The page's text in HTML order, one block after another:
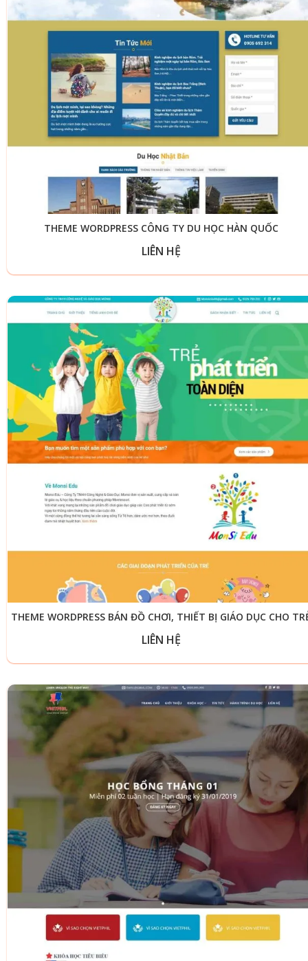
THEME WORDPRESS CÔNG TY DU HỌC HÀN QUỐC
LIÊN HỆ
THEME WORDPRESS BÁN ĐỒ CHƠI, THIẾT BỊ GIÁO DỤC CHO
LIÊN HỆ